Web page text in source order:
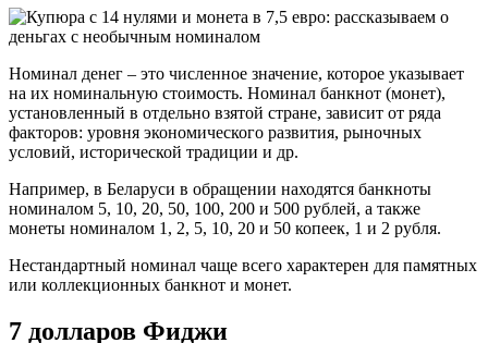
Номинал денег – это численное значение, которое указывает
на их номинальную стоимость. Номинал банкнот (монет),
установленный в отдельно взятой стране, зависит от ряда
факторов: уровня экономического развития, рыночных
условий, исторической традиции и др.
Например, в Беларуси в обращении находятся банкноты
номиналом 5, 10, 20, 50, 100, 200 и 500 рублей, а также
монеты номиналом 1, 2, 5, 10, 20 и 50 копеек, 1 и 2 рубля.
Нестандартный номинал чаще всего характерен для памятных
или коллекционных банкнот и монет.
7 долларов Фиджи